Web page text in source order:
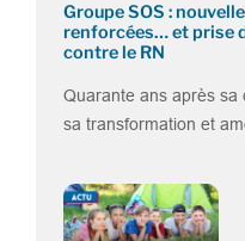
Groupe SOS :
renforcées… et prise
contre le RN
Quarante ans après sa
sa transformation et